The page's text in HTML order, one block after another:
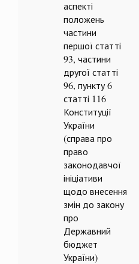
аспекті
положень
частини
першої статті
93, частини
другої статті
96, пункту 6
статті 116
Конституції
України
(справа про
право
законодавчої
ініціативи
щодо внесення
змін до закону
про
Державний
бюджет
України)